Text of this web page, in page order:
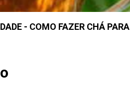
- COMO FAZER CHÁ PARA